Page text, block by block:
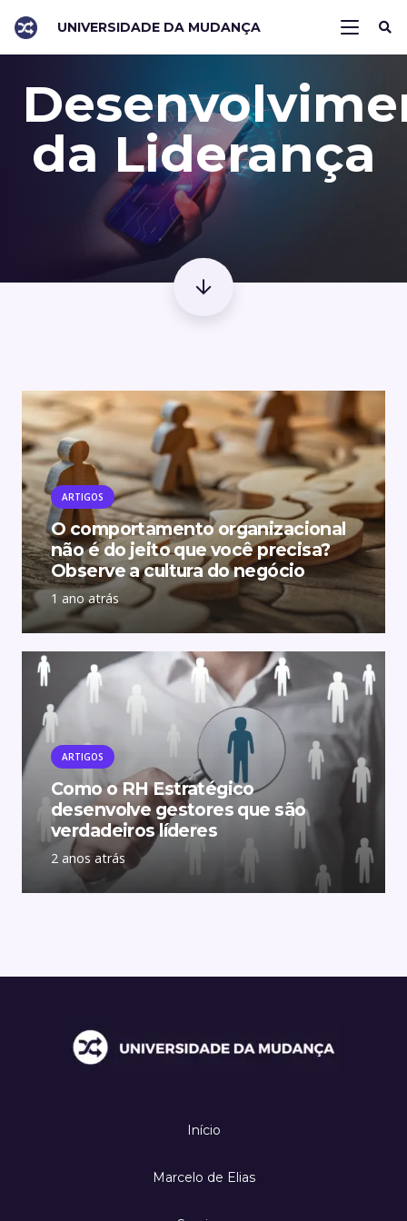
UNIVERSIDADE DA MUDANÇA
da Liderança
ARTIGOS
O comportamento organizacional
não é do jeito que você precisa?
Observe a cultura do negócio
1 ano atrás
ARTIGOS
Como o RH Estratégico
desenvolve gestores que são
verdadeiros líderes
2 anos atrás
Início
Marcelo de Elias